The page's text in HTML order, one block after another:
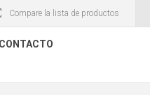
Compare la lista de productos
CONTACTO